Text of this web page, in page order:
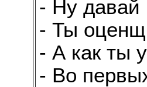
- Ну давай
- Ты
- А как ты
- Во